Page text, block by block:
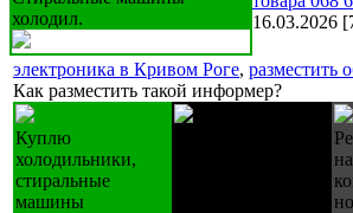
холодил.
16.03.2026 [
электроника в Кривом Роге, разместить
Как разместить такой информер?
Куплю
холодильники,
стиральные
машины